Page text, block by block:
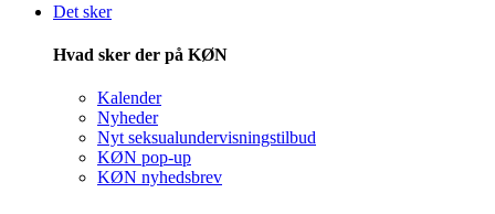
Det sker
Hvad sker der på KØN
Kalender
Nyheder
Nyt seksualundervisningstilbud
KØN pop-up
KØN nyhedsbrev